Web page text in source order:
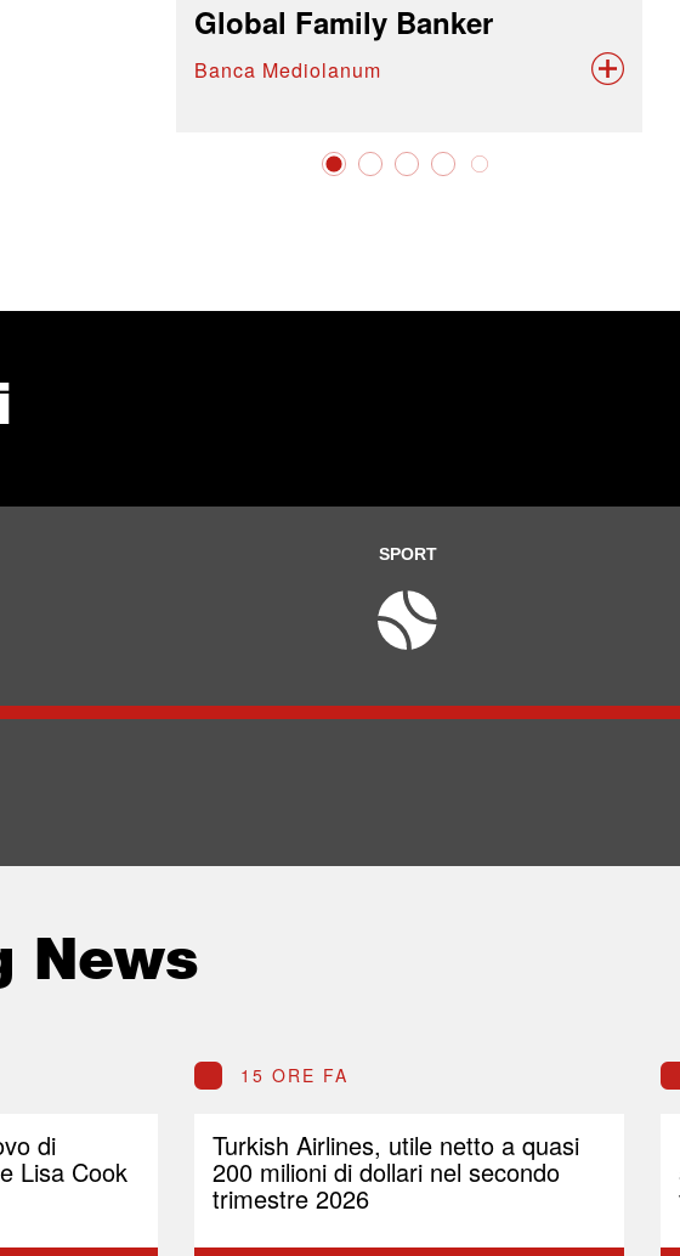
Global Family Banker
Banca Mediolanum
SPORT
News
di
Lisa Cook
15 ORE FA
Turkish Airlines, utile netto a quasi
200 milioni di dollari nel secondo
trimestre 2026